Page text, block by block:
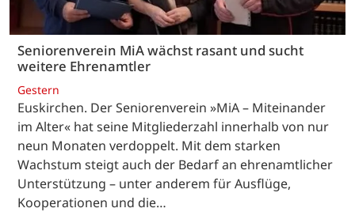
Seniorenverein MiA wächst rasant und sucht
weitere Ehrenamtler
Gestern
Euskirchen. Der Seniorenverein »MiA – Miteinander
im Alter« hat seine Mitgliederzahl innerhalb von nur
neun Monaten verdoppelt. Mit dem starken
Wachstum steigt auch der Bedarf an ehrenamtlicher
Unterstützung – unter anderem für Ausflüge,
Kooperationen und die…